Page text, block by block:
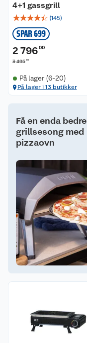
4+1 gassgrill
☆☆☆☆☆ (145)
SPAR 699
2 79600
3 49500
På lager (6-20)
På lager i 13 butikker
Få en enda bedre
grillsesong med
pizzaovn